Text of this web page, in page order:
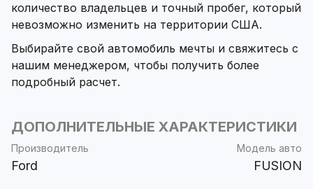
количество владельцев и точный пробег, который
невозможно изменить на территории США.
Выбирайте свой автомобиль мечты и свяжитесь с
нашим менеджером, чтобы получить более
подробный расчет.
ДОПОЛНИТЕЛЬНЫЕ ХАРАКТЕРИСТИКИ
Производитель
Ford
Модель авто
FUSION